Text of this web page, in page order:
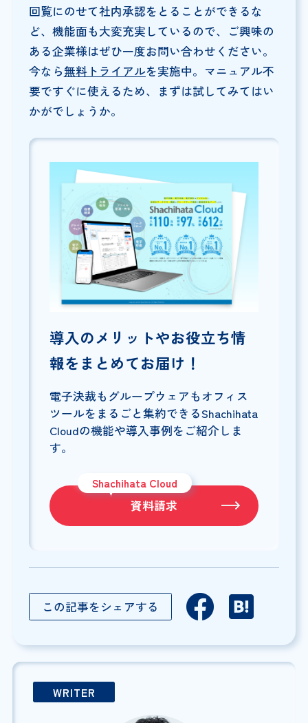
回覧にのせて社内承認をとることができるな
ど、機能面も大変充実しているので、ご興味の
ある企業様はぜひ一度お問い合わせください。
今なら無料トライアルを実施中。マニュアル不
要ですぐに使えるため、まずは試してみてはい
かがでしょうか。
導入のメリットやお役立ち情
報をまとめてお届け！
電子決裁もグループウェアもオフィス
ツールをまるごと集約できるShachihata
Cloudの機能や導入事例をご紹介しま
す。
Shachihata Cloud
資料請求
この記事をシェアする
WRITER